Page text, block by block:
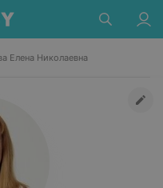
Елена Николаевна